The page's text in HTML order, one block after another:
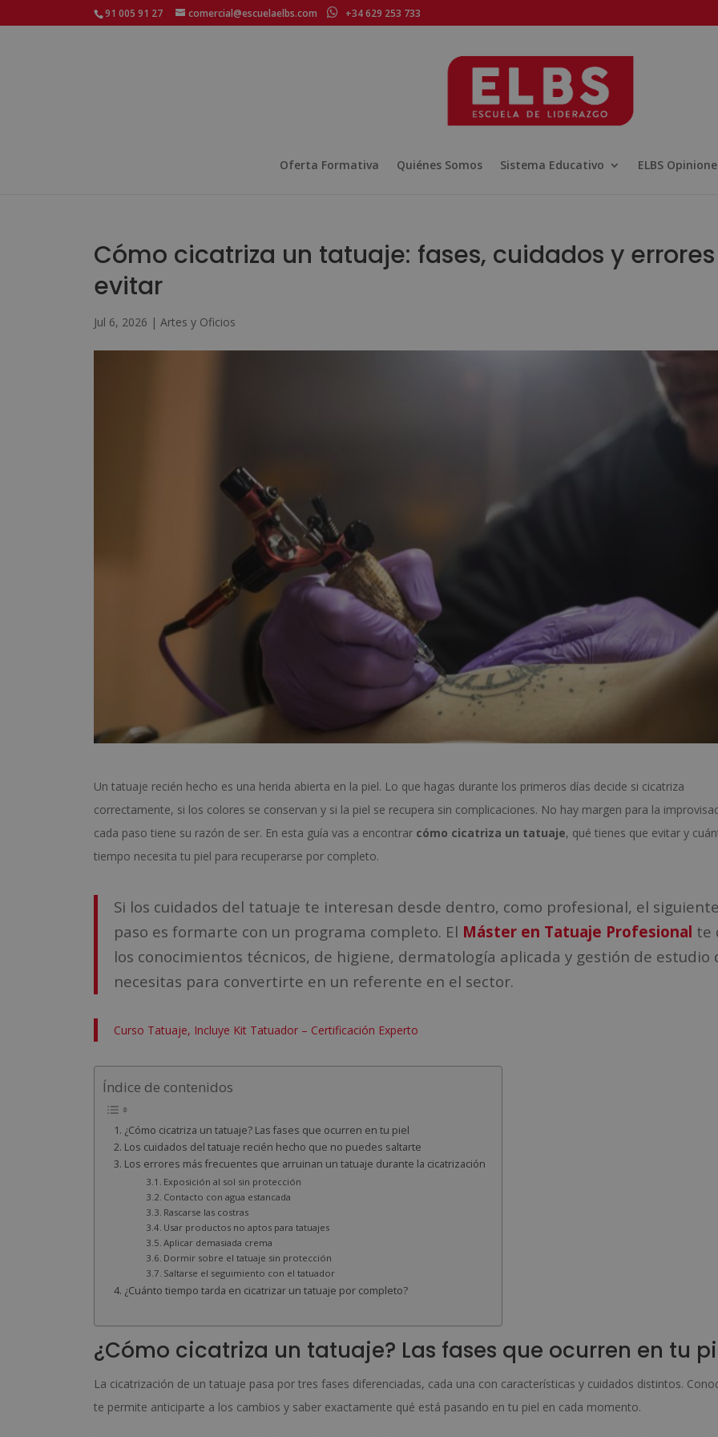
91 005 91 27 comercial@escuelaelbs.com +34 629 253 733
Oferta Formativa Quiénes Somos Sistema Educativo ELBS
Cómo cicatriza un tatuaje: fases, cuidados y
evitar
Jul 6, 2026 | Artes y Oficios
Un tatuaje recién hecho es una herida abierta en la piel. Lo que hagas durante los primeros días decide si cicatriza
correctamente, si los colores se conservan y si la piel se recupera sin complicaciones. No hay margen para la
cada paso tiene su razón de ser. En esta guía vas a encontrar cómo cicatriza un tatuaje, qué tienes que evitar y
tiempo necesita tu piel para recuperarse por completo.
Si los cuidados del tatuaje te interesan desde dentro, como profesional, el siguiente
paso es formarte con un programa completo. El Máster en Tatuaje Profesional te
los conocimientos técnicos, de higiene, dermatología aplicada y gestión de estudio
necesitas para convertirte en un referente en el sector.
Curso Tatuaje, Incluye Kit Tatuador – Certificación Experto
Índice de contenidos
¿Cómo cicatriza un tatuaje? Las fases que ocurren en tu piel
Los cuidados del tatuaje recién hecho que no puedes saltarte
Los errores más frecuentes que arruinan un tatuaje durante la cicatrización
Exposición al sol sin protección
Contacto con agua estancada
Rascarse las costras
Usar productos no aptos para tatuajes
Aplicar demasiada crema
Dormir sobre el tatuaje sin protección
Saltarse el seguimiento con el tatuador
¿Cuánto tiempo tarda en cicatrizar un tatuaje por completo?
¿Cómo cicatriza un tatuaje? Las fases que ocurren en tu
La cicatrización de un tatuaje pasa por tres fases diferenciadas, cada una con características y cuidados distintos.
te permite anticiparte a los cambios y saber exactamente qué está pasando en tu piel en cada momento.